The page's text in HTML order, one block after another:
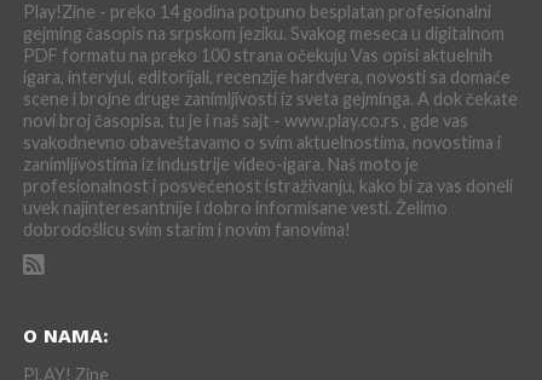
Play!Zine - preko 14 godina potpuno besplatan profesionalni
gejming časopis na srpskom jeziku. Svakog meseca u digitalnom
PDF formatu na preko 100 strana očekuju Vas opisi aktuelnih
igara, intervjui, editorijali, recenzije hardvera, novosti sa domaće
scene i brojne druge zanimljivosti iz sveta gejminga. A dok čekate
novi broj časopisa, tu je i naš sajt - www.play.co.rs , gde vas
svakodnevno obaveštavamo o svim aktuelnostima, novostima i
zanimljivostima iz industrije video-igara. Naš moto je
profesionalnost i posvećenost istraživanju, kako bi za vas doneli
uvek najinteresantnije i dobro informisane vesti. Želimo
dobrodošlicu svim starim i novim fanovima!
O NAMA:
PLAY! Zine